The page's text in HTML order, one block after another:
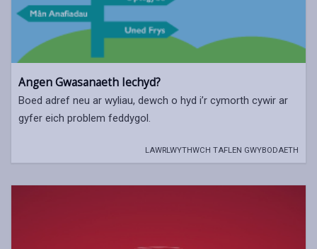
Angen Gwasanaeth Iechyd?
Boed adref neu ar wyliau, dewch o hyd i’r cymorth cywir ar
gyfer eich problem feddygol.
LAWRLWYTHWCH TAFLEN GWYBODAETH